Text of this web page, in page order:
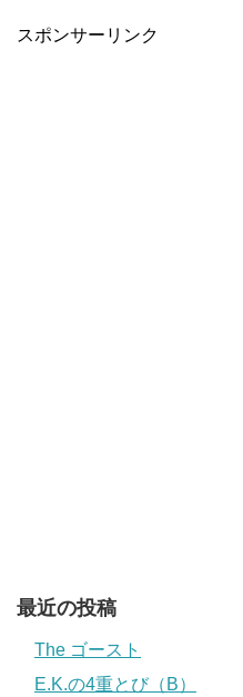
スポンサーリンク
最近の投稿
The ゴースト
E.K.の4重とび（B）